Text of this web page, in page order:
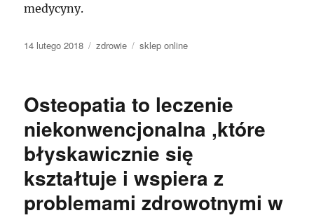
medycyny.
Data
14 lutego 2018 Kategorie
zdrowie Tagi
sklep online
Osteopatia to leczenie
niekonwencjonalna ,które
błyskawicznie się
kształtuje i wspiera z
problemami zdrowotnymi w